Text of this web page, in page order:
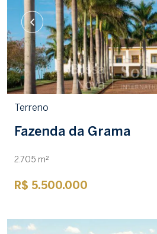
Terreno
Fazenda da Grama
2.705 m²
R$ 5.500.000